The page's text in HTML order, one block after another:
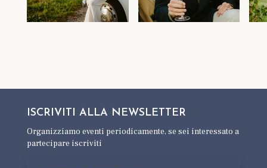
ISCRIVITI ALLA NEWSLETTER
Organizziamo eventi periodicamente,se sei interessato a
partecipare iscriviti